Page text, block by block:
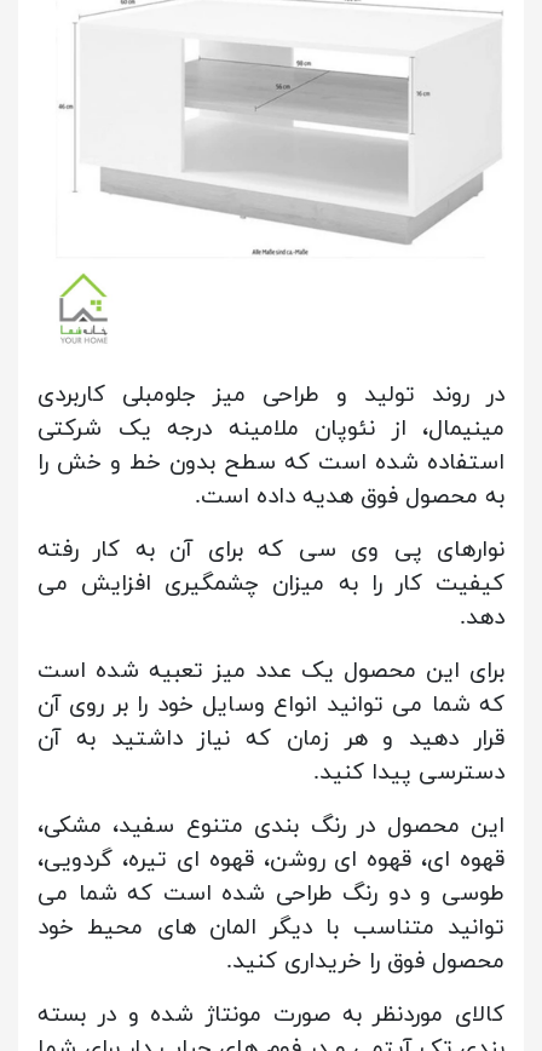
در روند تولید و طراحی میز جلومبلی کاربردی
مینیمال، از نئوپان ملامینه درجه یک شرکتی
استفاده شده است که سطح بدون خط و خش را
به محصول فوق هدیه داده است.
نوارهای پی وی سی که برای آن به کار رفته
کیفیت کار را به میزان چشمگیری افزایش می
دهد.
برای این محصول یک عدد میز تعبیه شده است
که شما می توانید انواع وسایل خود را بر روی آن
قرار دهید و هر زمان که نیاز داشتید به آن
دسترسی پیدا کنید.
این محصول در رنگ بندی متنوع سفید، مشکی،
قهوه ای، قهوه ای روشن، قهوه ای تیره، گردویی،
طوسی و دو رنگ طراحی شده است که شما می
توانید متناسب با دیگر المان های محیط خود
محصول فوق را خریداری کنید.
کالای موردنظر به صورت مونتاژ شده و در بسته